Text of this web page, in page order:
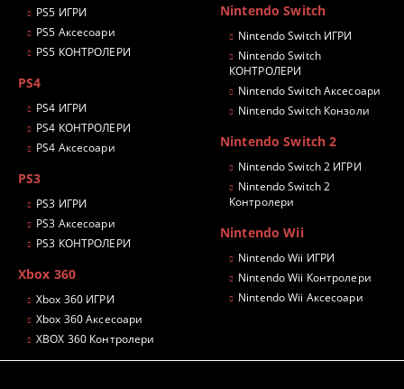
PS5 ИГРИ
PS5 Аксесоари
PS5 КОНТРОЛЕРИ
PS4
PS4 ИГРИ
PS4 КОНТРОЛЕРИ
PS4 Аксесоари
PS3
PS3 ИГРИ
PS3 Аксесоари
PS3 КОНТРОЛЕРИ
Xbox 360
Xbox 360 ИГРИ
Xbox 360 Аксесоари
XBOX 360 Контролери
Nintendo Switch
Nintendo Switch ИГРИ
Nintendo Switch
КОНТРОЛЕРИ
Nintendo Switch Аксесоари
Nintendo Switch Конзоли
Nintendo Switch 2
Nintendo Switch 2 ИГРИ
Nintendo Switch 2
Контролери
Nintendo Wii
Nintendo Wii ИГРИ
Nintendo Wii Контролери
Nintendo Wii Аксесоари